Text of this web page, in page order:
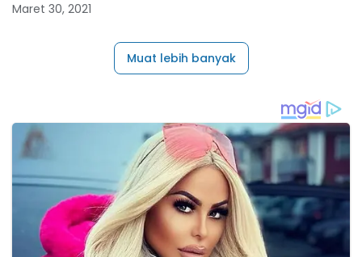
Maret 30, 2021
Muat lebih banyak